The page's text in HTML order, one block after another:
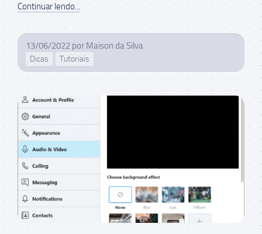
Continuar lendo...
13/06/2022 por Maison da Silva
Dicas Tutoriais